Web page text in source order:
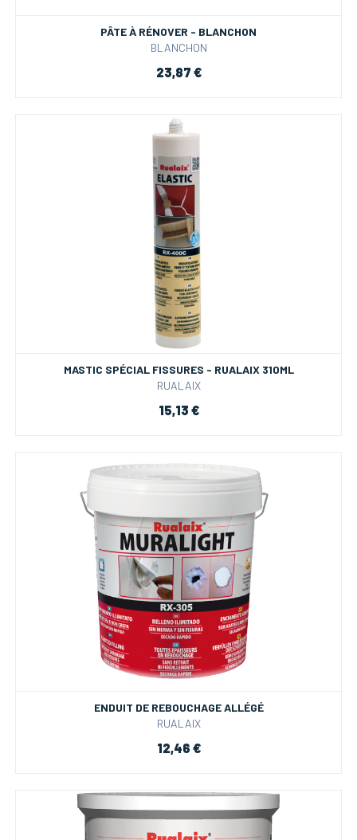
PÂTE À RÉNOVER - BLANCHON
BLANCHON
23,87 €
MASTIC SPÉCIAL FISSURES - RUALAIX 310ML
RUALAIX
15,13 €
ENDUIT DE REBOUCHAGE ALLÉGÉ
RUALAIX
12,46 €